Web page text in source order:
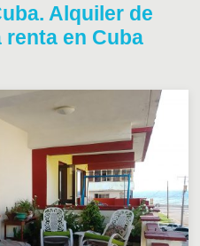
Alquiler de
en Cuba